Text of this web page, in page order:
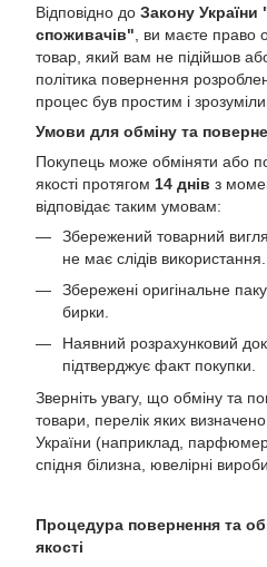
Відповідно до Закону
споживачів" , ви маєте право
товар, який вам не підійшов
політика повернення
процес був простим і
Умови для обміну та
Покупець може обміняти або
якості протягом 14 днів з
відповідає таким умовам:
Збережений товарний
не має слідів використання.
Збережені оригінальне
бирки.
Наявний розрахунковий
підтверджує факт покупки.
Зверніть увагу, що обміну та
товари, перелік яких
України (наприклад,
спідня білизна, ювелірні
Процедура повернення та
якості